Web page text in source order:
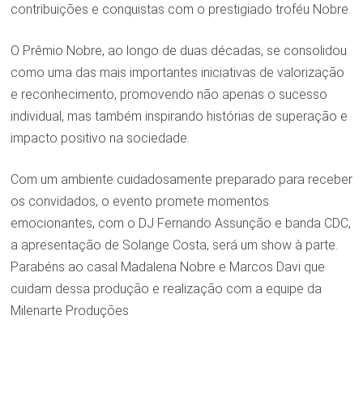
contribuições e conquistas com o prestigiado troféu Nobre.
O Prêmio Nobre, ao longo de duas décadas, se consolidou
como uma das mais importantes iniciativas de valorização
e reconhecimento, promovendo não apenas o sucesso
individual, mas também inspirando histórias de superação e
impacto positivo na sociedade.
Com um ambiente cuidadosamente preparado para receber
os convidados, o evento promete momentos
emocionantes, com o DJ Fernando Assunção e banda CDC,
a apresentação de Solange Costa, será um show à parte.
Parabéns ao casal Madalena Nobre e Marcos Davi que
cuidam dessa produção e realização com a equipe da
Milenarte Produções